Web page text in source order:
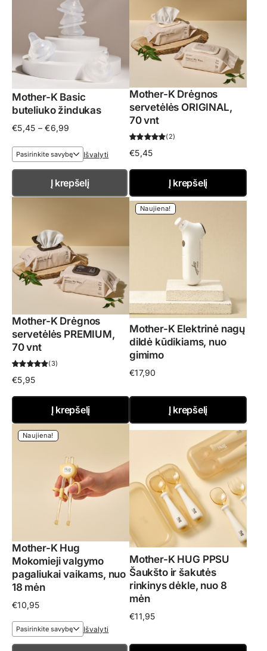
Mother-K Basic
buteliuko žindukas
€5,45 – €6,99
€5,45
through
€6,99
Išvalyti
Į krepšelį
Mother-K Drėgnos
servetėlės ORIGINAL,
70 vnt
2
€5,45
Į krepšelį
Mother-K Drėgnos
servetėlės PREMIUM,
70 vnt
3
€5,95
Į krepšelį
Naujiena!
Mother-K Elektrinė nagų
dildė kūdikiams, nuo
gimimo
€17,90
Į krepšelį
Naujiena!
Mother-K Hug
Mokomieji valgymo
pagaliukai vaikams, nuo
18 mėn
€10,95
Išvalyti
Mother-K HUG PPSU
Šaukšto ir šakutės
rinkinys dėkle, nuo 8
mėn
€11,95